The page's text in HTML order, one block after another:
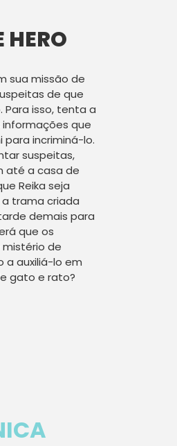
HERO
sua missão de
de que
Para isso, tenta a
que
para incriminá-lo.
suspeitas,
até a casa de
Reika seja
trama criada
demais para
que os
de
a auxiliá-lo em
gato e rato?